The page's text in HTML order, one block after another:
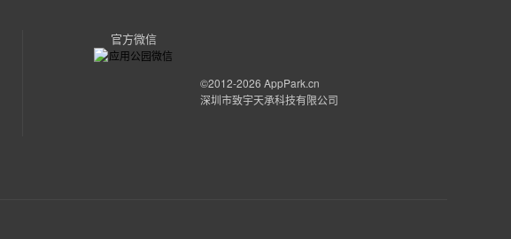
官方微信
©2012-2026 AppPark.cn
深圳市致宇天承科技有限公司